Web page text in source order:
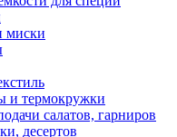
миски
и термокружки
салатов, гарниров
десертов